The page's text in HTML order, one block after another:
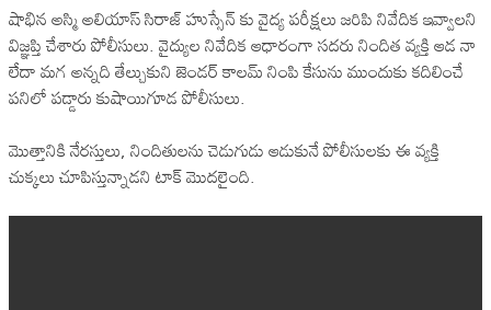
షాభిన అస్మి అలియాస్ సిరాజ్ హుస్సేన్ కు వైద్య పరీక్షలు జరిపి నివేదిక ఇవ్వాలని
విజ్ఞప్తి చేశారు పోలీసులు. వైద్యుల నివేదిక ఆధారంగా సదరు నిందిత వ్యక్తి ఆడ నా
లేదా మగ అన్నది తేల్చుకుని జెండర్ కాలమ్ నింపి కేసును ముందుకు కదిలించే
పనిలో పడ్డారు కుషాయిగూడ పోలీసులు.
మొత్తానికి నేరస్తులు, నిందితులను చెడుగుడు ఆడుకునే పోలీసులకు ఈ వ్యక్తి
చుక్కలు చూపిస్తున్నాడని టాక్ మొదలైంది.